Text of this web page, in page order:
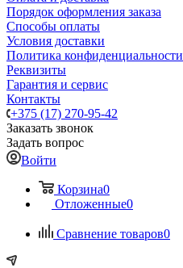
Порядок оформления заказа
Способы оплаты
Условия доставки
Политика конфиденциальности
Реквизиты
Гарантия и сервис
Контакты
+375 (17) 270-95-42
Заказать звонок
Задать вопрос
Войти
Корзина0
Отложенные0
Сравнение товаров0